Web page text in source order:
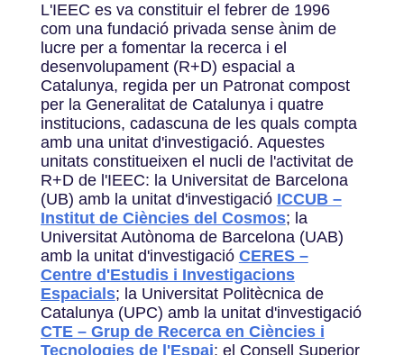
L'IEEC es va constituir el febrer de 1996
com una fundació privada sense ànim de
lucre per a fomentar la recerca i el
desenvolupament (R+D) espacial a
Catalunya, regida per un Patronat compost
per la Generalitat de Catalunya i quatre
institucions, cadascuna de les quals compta
amb una unitat d'investigació. Aquestes
unitats constitueixen el nucli de l'activitat de
R+D de l'IEEC: la Universitat de Barcelona
(UB) amb la unitat d'investigació ICCUB –
Institut de Ciències del Cosmos; la
Universitat Autònoma de Barcelona (UAB)
amb la unitat d'investigació CERES –
Centre d'Estudis i Investigacions
Espacials; la Universitat Politècnica de
Catalunya (UPC) amb la unitat d'investigació
CTE – Grup de Recerca en Ciències i
Tecnologies de l'Espai; el Consell Superior